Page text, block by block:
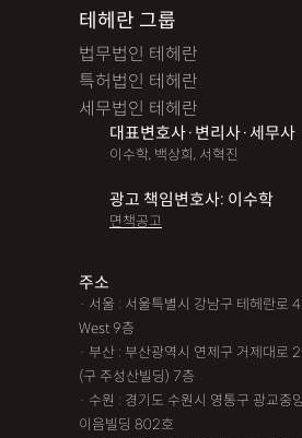
테헤란 그룹
법무법인 테헤란
특허법인 테헤란
세무법인 테헤란
대표변호사·변리사·세무사
이수학, 백상희, 서혁진
광고 책임변호사: 이수학
면책공고
주소
· 서울 : 서울특별시 강남구 테헤란로
West 9층
· 부산 : 부산광역시 연제구 거제대로
(구 주성산빌딩) 7층
· 수원 : 경기도 수원시 영통구 광교
이음빌딩 802호